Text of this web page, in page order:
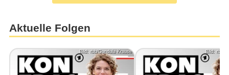
Aktuelle Folgen
Bild: rbb/Gundula Krause Bild: rbb/